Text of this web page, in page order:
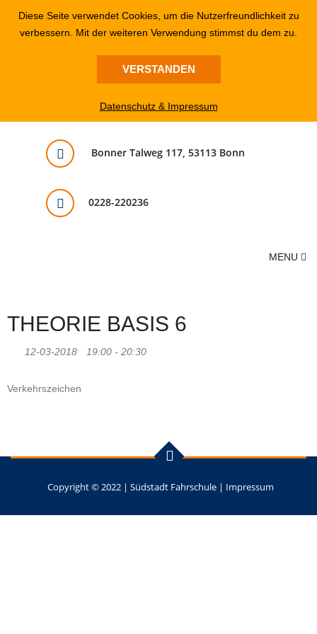
Bonner Talweg 117, 53113 Bonn
0228-220236
MENU
THEORIE BASIS 6
12-03-2018 19:00 - 20:30
Verkehrszeichen
Copyright © 2022 | Südstadt Fahrschule | Impressum
Diese Seite verwendet Cookies, um die Nutzerfreundlichkeit zu
verbessern. Mit der weiteren Verwendung stimmst du dem zu.
VERSTANDEN
Datenschutz & Impressum